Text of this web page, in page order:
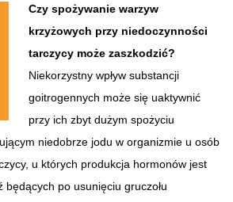
Czy spożywanie warzyw
krzyżowych przy niedoczynności
tarczycy może zaszkodzić?
Niekorzystny wpływ substancji
goitrogennych może się uaktywnić
przy ich zbyt dużym spożyciu
niedobrze jodu w organizmie u osób
u których produkcja hormonów jest
będących po usunięciu gruczołu